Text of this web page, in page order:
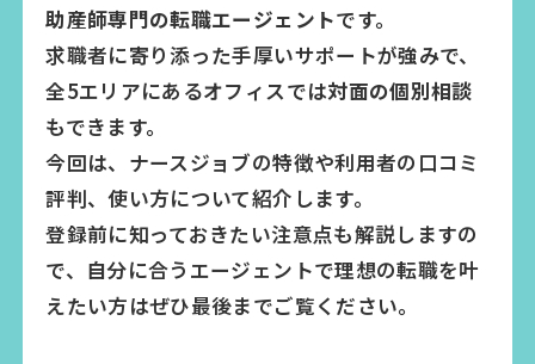
助産師専門の転職エージェントです。
求職者に寄り添った手厚いサポートが強みで、
全5エリアにあるオフィスでは対面の個別相談
もできます。
今回は、ナースジョブの特徴や利用者の口コミ
評判、使い方について紹介します。
登録前に知っておきたい注意点も解説しますの
で、自分に合うエージェントで理想の転職を叶
えたい方はぜひ最後までご覧ください。